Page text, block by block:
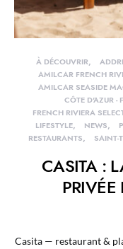
À DÉCOUVRIR
AMILCAR FRENCH
AMILCAR SEASIDE
CÔTE D'AZUR -
FRENCH RIVIERA
LIFESTYLE
NEWS
RESTAURANTS
SAINT-
CASITA :
PRIVÉE
Casita — restaurant &